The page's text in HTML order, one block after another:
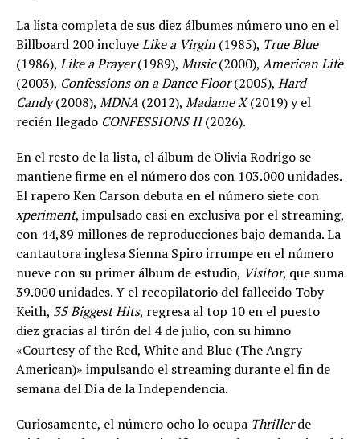
La lista completa de sus diez álbumes número uno en el
Billboard 200 incluyeLike a Virgin (1985), True Blue
(1986), Like a Prayer(1989), Music(2000), American Life
(2003), Confessions on a Dance Floor(2005), Hard
Candy(2008), MDNA (2012), Madame X(2019) y el
recién llegado CONFESSIONS II(2026).
En el resto de la lista, el álbum de Olivia Rodrigo se
mantiene firme en el número dos con 103.000 unidades.
El rapero Ken Carson debuta en el número siete con
xperiment, impulsado casi en exclusiva por el streaming,
con 44,89 millones de reproducciones bajo demanda. La
cantautora inglesa Sienna Spiro irrumpe en el número
nueve con su primer álbum de estudio, Visitor, que suma
39.000 unidades. Y el recopilatorio del fallecido Toby
Keith, 35 Biggest Hits, regresa al top 10 en el puesto
diez gracias al tirón del 4 de julio, con su himno
«Courtesy of the Red, White and Blue (The Angry
American)» impulsando el streaming durante el fin de
semana del Día de la Independencia.
Curiosamente, el número ocho lo ocupa Thrillerde